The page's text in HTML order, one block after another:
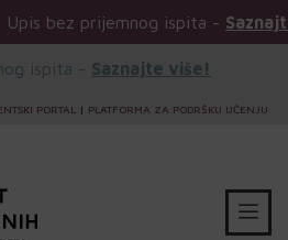
Saznajte više! Upis bez
ispita - Saznajte više!
PORTAL | PLATFORMA ZA PODRŠKU UČENJU